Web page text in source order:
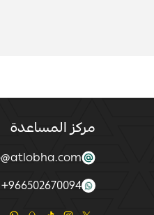
مركز المساعدة
966502670094
+